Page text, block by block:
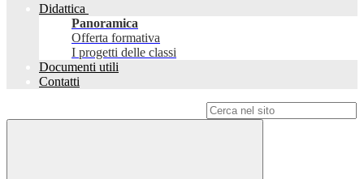
Didattica
Panoramica
Offerta formativa
I progetti delle classi
Documenti utili
Contatti